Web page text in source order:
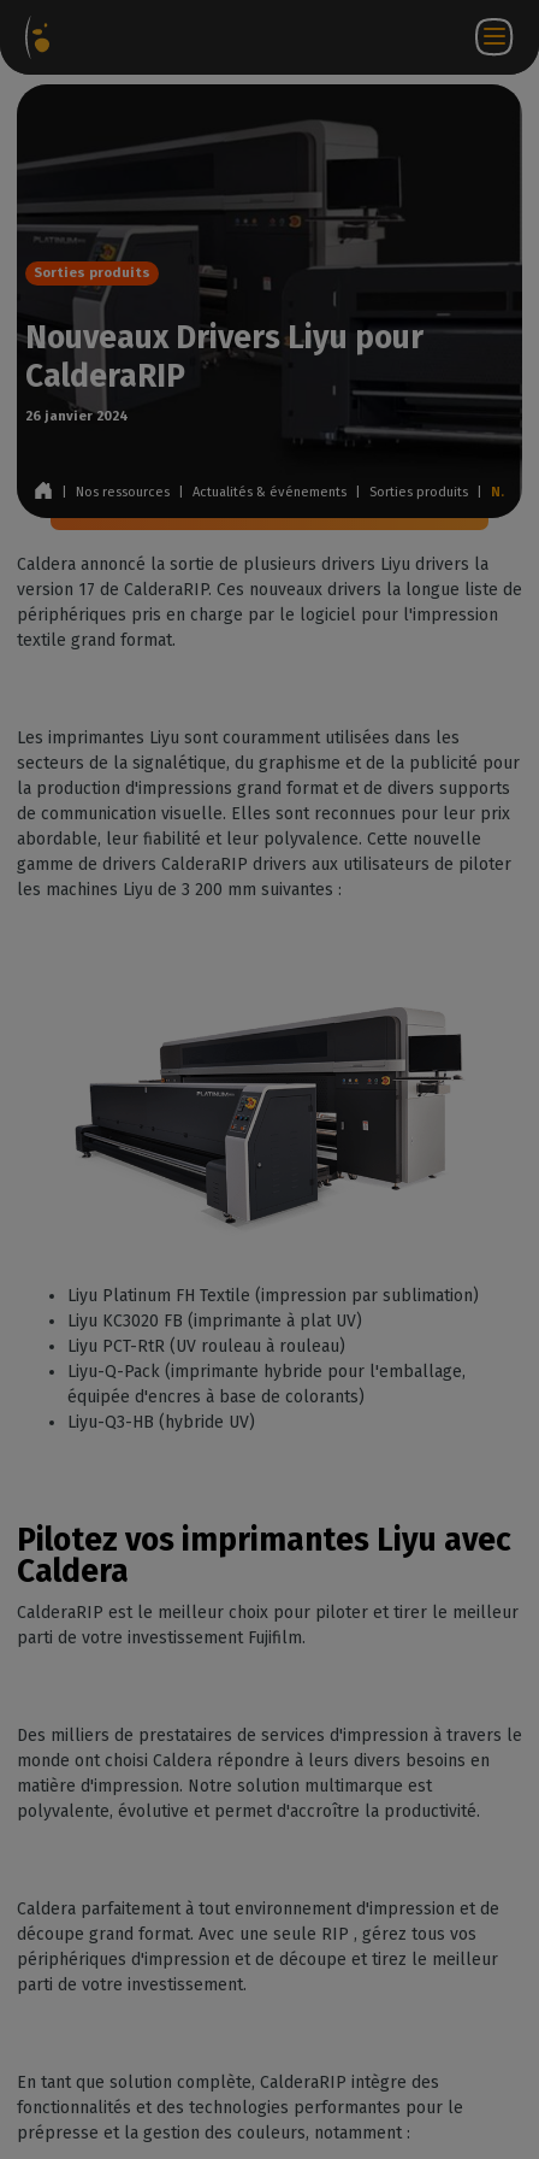
FR
Sorties produits
Nouveaux Drivers Liyu pour
CalderaRIP
26 janvier 2024
Nos ressources Actualités & événements Sorties produits Nouveaux Drivers Liyu pour CalderaRIP
Caldera annoncé la sortie de plusieurs drivers Liyu drivers la
version 17 de CalderaRIP. Ces nouveaux drivers la longue liste de
périphériques pris en charge par le logiciel pour l'impression
textile grand format.
Les imprimantes Liyu sont couramment utilisées dans les
secteurs de la signalétique, du graphisme et de la publicité pour
la production d'impressions grand format et de divers supports
de communication visuelle. Elles sont reconnues pour leur prix
abordable, leur fiabilité et leur polyvalence. Cette nouvelle
gamme de drivers CalderaRIP drivers aux utilisateurs de piloter
les machines Liyu de 3 200 mm suivantes :
Liyu Platinum FH Textile (impression par sublimation)
Liyu KC3020 FB (imprimante à plat UV)
Liyu PCT-RtR (UV rouleau à rouleau)
Liyu-Q-Pack (imprimante hybride pour l'emballage,
équipée d'encres à base de colorants)
Liyu-Q3-HB (hybride UV)
Pilotez vos imprimantes Liyu avec
Caldera
CalderaRIP est le meilleur choix pour piloter et tirer le meilleur
parti de votre investissement Fujifilm.
Des milliers de prestataires de services d'impression à travers le
monde ont choisi Caldera répondre à leurs divers besoins en
matière d'impression. Notre solution multimarque est
polyvalente, évolutive et permet d'accroître la productivité.
Caldera parfaitement à tout environnement d'impression et de
découpe grand format. Avec une seule RIP , gérez tous vos
périphériques d'impression et de découpe et tirez le meilleur
parti de votre investissement.
En tant que solution complète, CalderaRIP intègre des
fonctionnalités et des technologies performantes pour le
prépresse et la gestion des couleurs, notamment :